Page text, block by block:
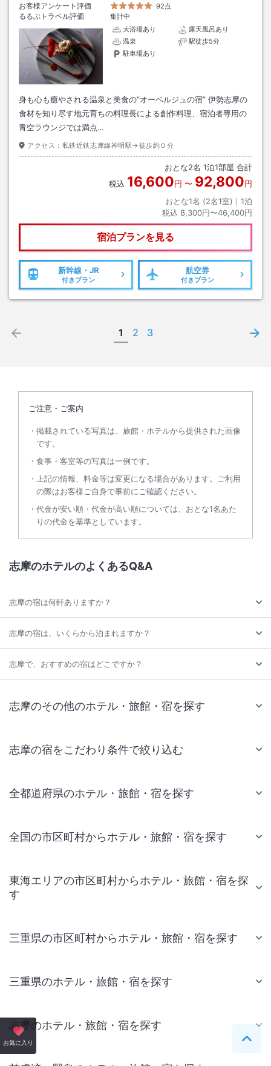
お客様アンケート評価
92点
るるぶトラベル評価
集計中
大浴場あり
露天風呂あり
温泉
駅徒歩5分
駐車場あり
身も心も癒やされる温泉と美食の”オーベルジュの宿” 伊勢志摩の
食材を知り尽す地元育ちの料理長による創作料理、宿泊者専用の
青空ラウンジでは満点…
アクセス： 私鉄近鉄志摩線神明駅→徒歩約０分
おとな2名 1泊1部屋 合計
税込 16,600円 〜 92,800円
おとな1名 (2名1室)｜ 1泊
税込 8,300円〜46,400円
宿泊プランを見る
新幹線・JR
付きプラン
航空券
付きプラン
1 2 3
ご注意・ご案内
掲載されている写真は、旅館・ホテルから提供された画像
です。
食事・客室等の写真は一例です。
上記の情報、料金等は変更になる場合があります。ご利用
の際はお客様ご自身で事前にご確認ください。
代金が安い順・代金が高い順については、おとな1名あた
りの代金を基準としています。
お気に入り ペー
志摩のホテルのよくあるQ&A
志摩の宿は何軒ありますか？
志摩の宿は、いくらから泊まれますか？
志摩で、おすすめの宿はどこですか？
志摩のその他のホテル・旅館・宿を探す
志摩の宿をこだわり条件で絞り込む
全都道府県のホテル・旅館・宿を探す
全国の市区町村からホテル・旅館・宿を探す
東海エリアの市区町村からホテル・旅館・宿を探
す
三重県の市区町村からホテル・旅館・宿を探す
三重県のホテル・旅館・宿を探す
志摩のホテル・旅館・宿を探す